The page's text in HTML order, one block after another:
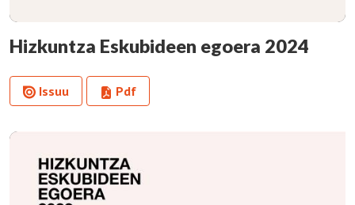
Hizkuntza Eskubideen egoera 2024
Issuu Pdf